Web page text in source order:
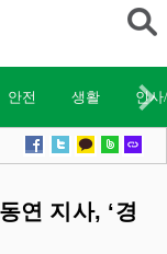
안전 생활 인
연 지사, ‘경